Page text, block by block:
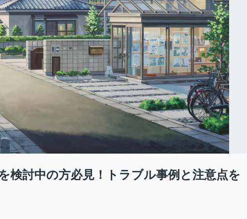
検討中の方必見！トラブル事例と注意点を